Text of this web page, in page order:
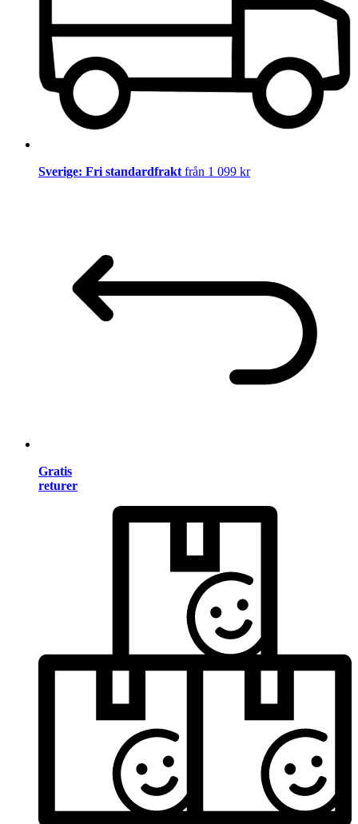
Sverige: Fri standardfrakt från 1 099 kr
Gratis
returer